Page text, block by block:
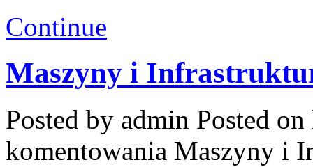
Continue
Maszyny i
Posted by admin Posted
komentowania Maszyny i